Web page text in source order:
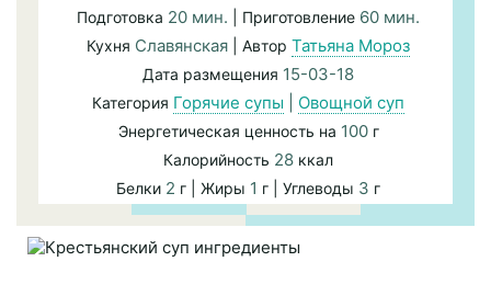
Подготовка 20 мин. | Приготовление 60 мин.
Кухня Славянская | Автор Татьяна Мороз
Дата размещения 15-03-18
Категория Горячие супы Овощной суп
Энергетическая ценность на 100г
Калорийность 28 ккал
Белки 2 г | Жиры 1 г | Углеводы 3 г